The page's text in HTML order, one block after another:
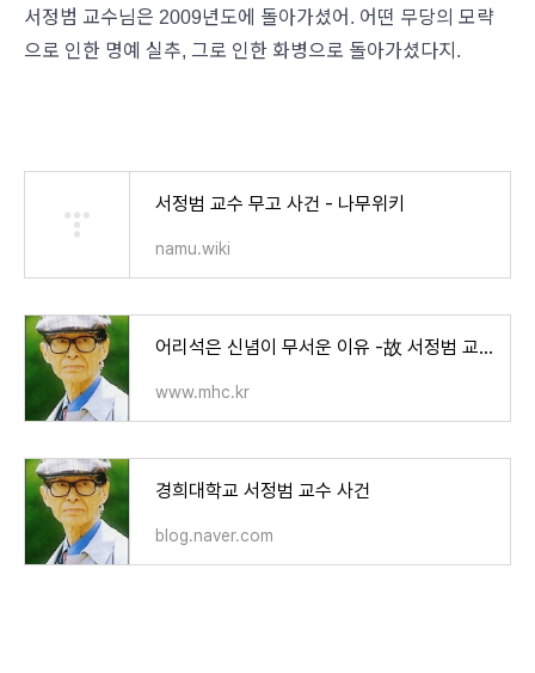
서정범 교수님은 2009년도에 돌아가셨어. 어떤 무당의 모략
으로 인한 명예 실추, 그로 인한 화병으로 돌아가셨다지.
서정범 교수 무고 사건 - 나무위키
namu.wiki
어리석은 신념이 무서운 이유 -故 서정범 교수 사건
www.mhc.kr
경희대학교 서정범 교수 사건
blog.naver.com